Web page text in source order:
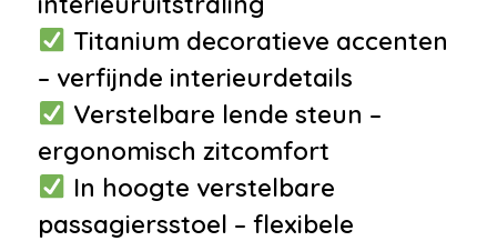
•Alarm klasse 1(startblokkering)
• Alarmsysteem
•Bandenspanningscontrolesysteem
•Derde remlicht
•Dodehoek detector
•Hill hold functie
Titanium decoratieve accenten
– verfijnde interieurdetails
Verstelbare lende steun –
ergonomisch zitcomfort
In hoogte verstelbare
passagiersstoel – flexibele